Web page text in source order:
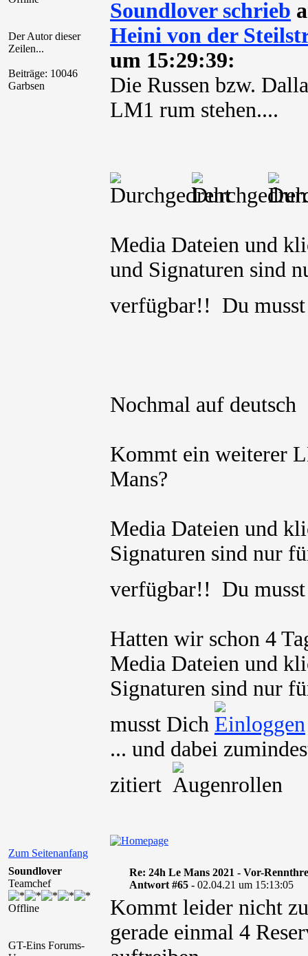
Der Autor dieser
Zeilen...
Beiträge: 10046
Garbsen
Soundlover schrieb
Heini von der
um 15:29:39:
Die Russen bzw.
LM1 rum stehen....
Media Dateien und
und Signaturen sind
verfügbar!! Du
Nochmal auf deutsch
Kommt ein weiterer
Mans?
Media Dateien und
Signaturen sind nur
verfügbar!! Du
Hatten wir schon 4
Media Dateien und
Signaturen sind nur
musst Dich
... und dabei
zitiert
Zum Seitenanfang
Soundlover
Teamchef
Offline
GT-Eins Forums-
Re: 24h Le Mans 2021 - Vor-
Antwort #65 - 02.04.21 um 15:13:05
Kommt leider nicht
gerade einmal 4